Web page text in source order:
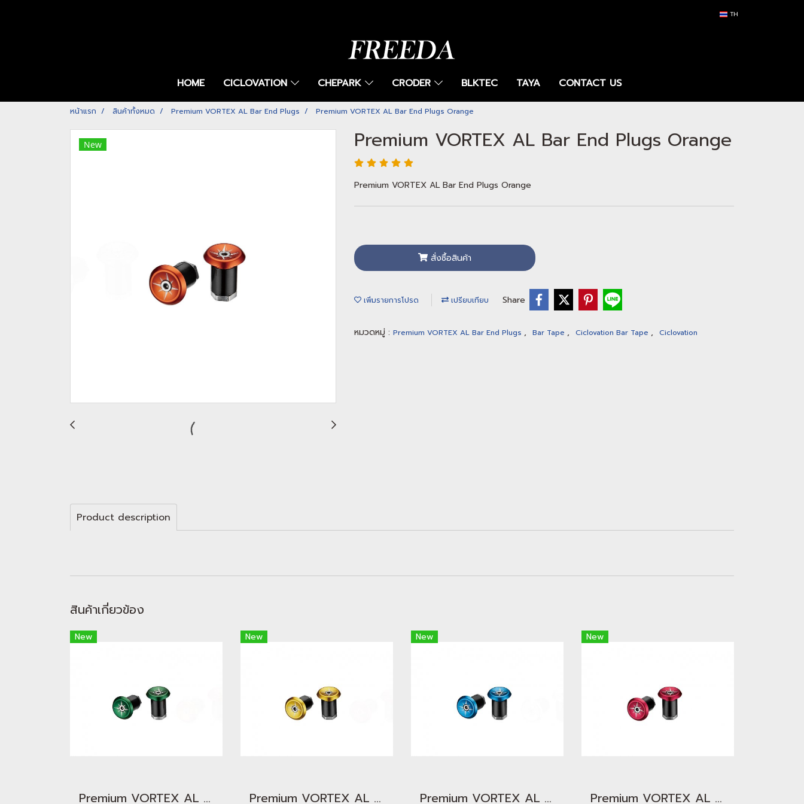
TH
HOME CICLOVATION CHEPARK CRODER BLKTEC TAYA CONTACT US
หน้าแรก สินค้าทั้งหมด Premium VORTEX AL Bar End Plugs Premium VORTEX AL Bar End Plugs Orange
New Premium VORTEX AL Bar End Plugs Orange
Premium VORTEX AL Bar End Plugs Orange
สั่งซื้อสินค้า
เพิ่มรายการโปรด เปรียบเทียบ Share
หมวดหมู่ : Premium VORTEX AL Bar End Plugs , Bar Tape , Ciclovation Bar Tape , Ciclovation
Product description
สินค้าเกี่ยวข้อง
New
Premium VORTEX AL Bar End Plugs Green
New
Premium VORTEX AL Bar End Plugs Gold
New
Premium VORTEX AL Bar End Plugs Blue
New
Premium VORTEX AL Bar End Plugs Red